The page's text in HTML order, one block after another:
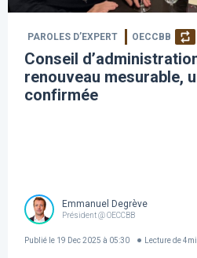
PAROLES D’EXPERT OECCBB
Conseil
renouveau mesurable,
confirmée
Emmanuel Degrève
Président @ OECCBB
Publié le 19 Dec 2025 à 05:30 Lecture de 4